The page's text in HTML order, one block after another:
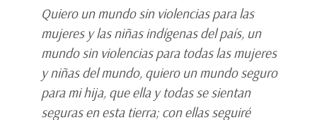
Quiero un mundo sin violencias para las
mujeres y las niñas indígenas del país, un
mundo sin violencias para todas las mujeres
y niñas del mundo, quiero un mundo seguro
para mi hija, que ella y todas se sientan
seguras en esta tierra; con ellas seguiré